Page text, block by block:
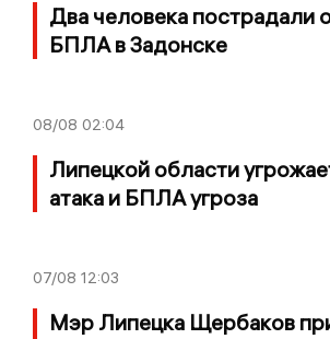
Два человека пострадали
БПЛА в Задонске
08/08 02:04
Липецкой области
атака и БПЛА угроза
07/08 12:03
Мэр Липецка Щербаков